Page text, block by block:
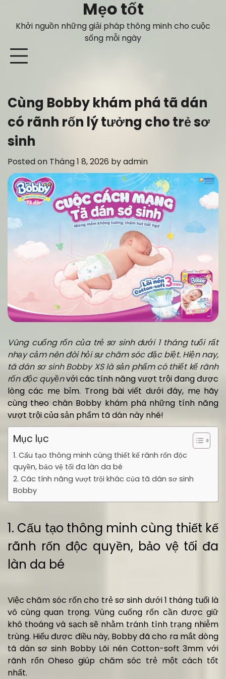
content
Mẹo tốt
Khởi nguồn những giải pháp thông minh cho cuộc
sống mỗi ngày
Cùng Bobby khám phá tã dán
có rãnh rốn lý tưởng cho trẻ sơ
sinh
Posted on Tháng 1 8, 2026 byadmin
Vùng cuống rốn của trẻ sơ sinh dưới 1 tháng tuổi rất
nhạy cảm nên đòi hỏi sự chăm sóc đặc biệt. Hiện nay,
tã dán sơ sinh Bobby XS làsản phẩm có thiết kế rãnh
rốn độc quyềnvới các tính năng vượt trội đang được
lòng các mẹ bỉm. Trong bài viết dưới đây, mẹ hãy
cùng theo chân Bobby khám phá những tính năng
vượt trội của sản phẩm tã dán này nhé!
Mục lục
1. Cấu tạo thông minh cùng thiết kế rãnh rốn độc
quyền, bảo vệ tối đa làn da bé
2. Các tính năng vượt trội khác của tã dán sơ sinh
Bobby
1. Cấu tạo thông minh cùng thiết kế
rãnh rốn độc quyền, bảo vệ tối đa
làn da bé
Việc chăm sóc rốn cho trẻ sơ sinh dưới 1 tháng tuổi là
vô cùng quan trọng. Vùng cuống rốn cần được giữ
khô thoáng và sạch sẽ nhằm tránh tình trạng nhiễm
trùng. Hiểu được điều này, Bobby đã cho ra mắt dòng
tã dán sơ sinh Bobby Lõi nén Cotton-soft 3mm với
rãnh rốn Oheso giúp chăm sóc trẻ một cách tốt
nhất.